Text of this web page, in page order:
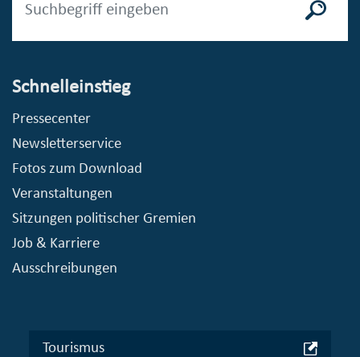
Schnelleinstieg
Pressecenter
Newsletterservice
Fotos zum Download
Veranstaltungen
Sitzungen politischer Gremien
Job & Karriere
Ausschreibungen
Tourismus